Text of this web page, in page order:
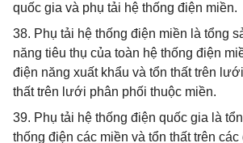
quốc gia và phụ tải hệ thống điện miền.
38. Phụ tải hệ thống điện miền là tổng
năng tiêu thụ của toàn hệ thống điện
điện năng xuất khẩu và tổn thất trên
thất trên lưới phân phối thuộc miền.
39. Phụ tải hệ thống điện quốc gia là
thống điện các miền và tổn thất trên